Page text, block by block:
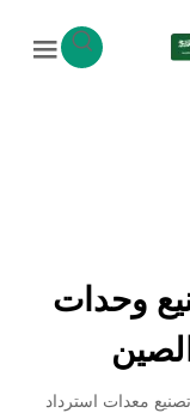
وحدات
معدات استرداد